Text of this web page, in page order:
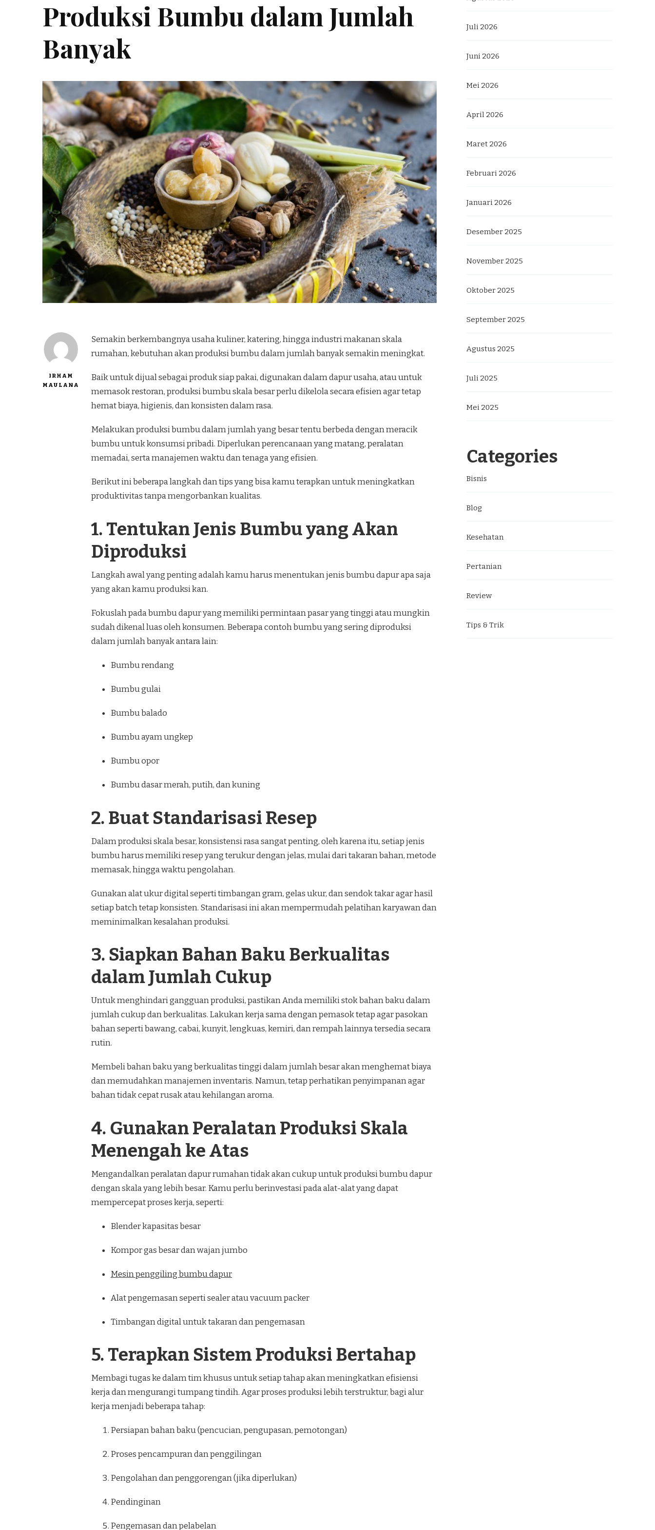
Produksi Bumbu dalam Jumlah
Banyak
IRHAM
MAULANA
Semakin berkembangnya usaha kuliner, katering, hingga industri makanan skala
rumahan, kebutuhan akan produksi bumbu dalam jumlah banyak semakin meningkat.
Baik untuk dijual sebagai produk siap pakai, digunakan dalam dapur usaha, atau untuk
memasok restoran, produksi bumbu skala besar perlu dikelola secara efisien agar tetap
hemat biaya, higienis, dan konsisten dalam rasa.
Melakukan produksi bumbu dalam jumlah yang besar tentu berbeda dengan meracik
bumbu untuk konsumsi pribadi. Diperlukan perencanaan yang matang, peralatan
memadai, serta manajemen waktu dan tenaga yang efisien.
Berikut ini beberapa langkah dan tips yang bisa kamu terapkan untuk meningkatkan
produktivitas tanpa mengorbankan kualitas.
1. Tentukan Jenis Bumbu yang Akan
Diproduksi
Langkah awal yang penting adalah kamu harus menentukan jenis bumbu dapur apa saja
yang akan kamu produksi kan.
Fokuslah pada bumbu dapur yang memiliki permintaan pasar yang tinggi atau mungkin
sudah dikenal luas oleh konsumen. Beberapa contoh bumbu yang sering diproduksi
dalam jumlah banyak antara lain:
Bumbu rendang
Bumbu gulai
Bumbu balado
Bumbu ayam ungkep
Bumbu opor
Bumbu dasar merah, putih, dan kuning
2. Buat Standarisasi Resep
Dalam produksi skala besar, konsistensi rasa sangat penting, oleh karena itu, setiap jenis
bumbu harus memiliki resep yang terukur dengan jelas, mulai dari takaran bahan, metode
memasak, hingga waktu pengolahan.
Gunakan alat ukur digital seperti timbangan gram, gelas ukur, dan sendok takar agar hasil
setiap batch tetap konsisten. Standarisasi ini akan mempermudah pelatihan karyawan dan
meminimalkan kesalahan produksi.
3. Siapkan Bahan Baku Berkualitas
dalam Jumlah Cukup
Untuk menghindari gangguan produksi, pastikan Anda memiliki stok bahan baku dalam
jumlah cukup dan berkualitas. Lakukan kerja sama dengan pemasok tetap agar pasokan
bahan seperti bawang, cabai, kunyit, lengkuas, kemiri, dan rempah lainnya tersedia secara
rutin.
Membeli bahan baku yang berkualitas tinggi dalam jumlah besar akan menghemat biaya
dan memudahkan manajemen inventaris. Namun, tetap perhatikan penyimpanan agar
bahan tidak cepat rusak atau kehilangan aroma.
4. Gunakan Peralatan Produksi Skala
Menengah ke Atas
Mengandalkan peralatan dapur rumahan tidak akan cukup untuk produksi bumbu dapur
dengan skala yang lebih besar. Kamu perlu berinvestasi pada alat-alat yang dapat
mempercepat proses kerja, seperti:
Blender kapasitas besar
Kompor gas besar dan wajan jumbo
Mesin penggiling bumbu dapur
Alat pengemasan seperti sealer atau vacuum packer
Timbangan digital untuk takaran dan pengemasan
5. Terapkan Sistem Produksi Bertahap
Membagi tugas ke dalam tim khusus untuk setiap tahap akan meningkatkan efisiensi
kerja dan mengurangi tumpang tindih. Agar proses produksi lebih terstruktur, bagi alur
kerja menjadi beberapa tahap:
Persiapan bahan baku (pencucian, pengupasan, pemotongan)
Proses pencampuran dan penggilingan
Pengolahan dan penggorengan (jika diperlukan)
Pendinginan
Pengemasan dan pelabelan
Juli 2026
Juni 2026
Mei 2026
April 2026
Maret 2026
Februari 2026
Januari 2026
Desember 2025
November 2025
Oktober 2025
September 2025
Agustus 2025
Juli 2025
Mei 2025
Categories
Bisnis
Blog
Kesehatan
Pertanian
Review
Tips & Trik